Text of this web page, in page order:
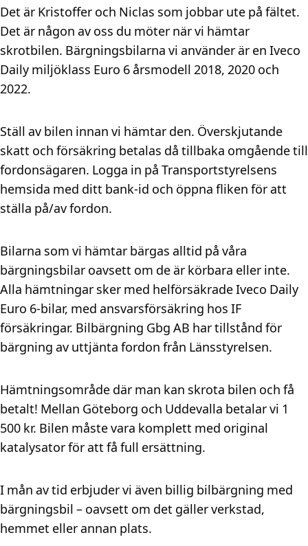
Det är Kristoffer och Niclas som jobbar ute på fältet.
Det är någon av oss du möter när vi hämtar
skrotbilen. Bärgningsbilarna vi använder är en Iveco
Daily miljöklass Euro 6 årsmodell 2018, 2020 och
2022.
Ställ av bilen innan vi hämtar den. Överskjutande
skatt och försäkring betalas då tillbaka omgående till
fordonsägaren. Logga in på Transportstyrelsens
hemsida med ditt bank-id och öppna fliken för att
ställa på/av fordon.
Bilarna som vi hämtar bärgas alltid på våra
bärgningsbilar oavsett om de är körbara eller inte.
Alla hämtningar sker med helförsäkrade Iveco Daily
Euro 6-bilar, med ansvarsförsäkring hos IF
försäkringar. Bilbärgning Gbg AB har tillstånd för
bärgning av uttjänta fordon från Länsstyrelsen.
Hämtningsområde där man kan skrota bilen och få
betalt! Mellan Göteborg och Uddevalla betalar vi 1
500 kr. Bilen måste vara komplett med original
katalysator för att få full ersättning.
I mån av tid erbjuder vi även billig bilbärgning med
bärgningsbil – oavsett om det gäller verkstad,
hemmet eller annan plats.